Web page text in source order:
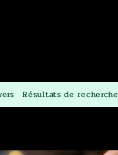
Résultats de recherche